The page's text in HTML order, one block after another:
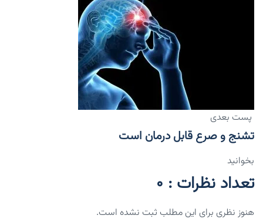
پست بعدی
تشنج و صرع قابل درمان است
بخوانید
تعداد نظرات : 0
هنوز نظری برای این مطلب ثبت نشده است.